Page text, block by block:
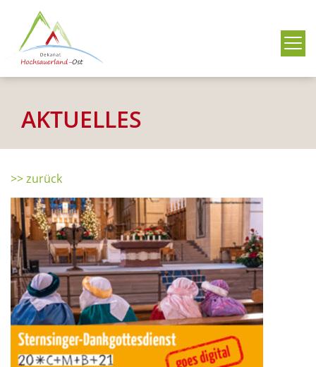
AKTUELLES
>> zurück